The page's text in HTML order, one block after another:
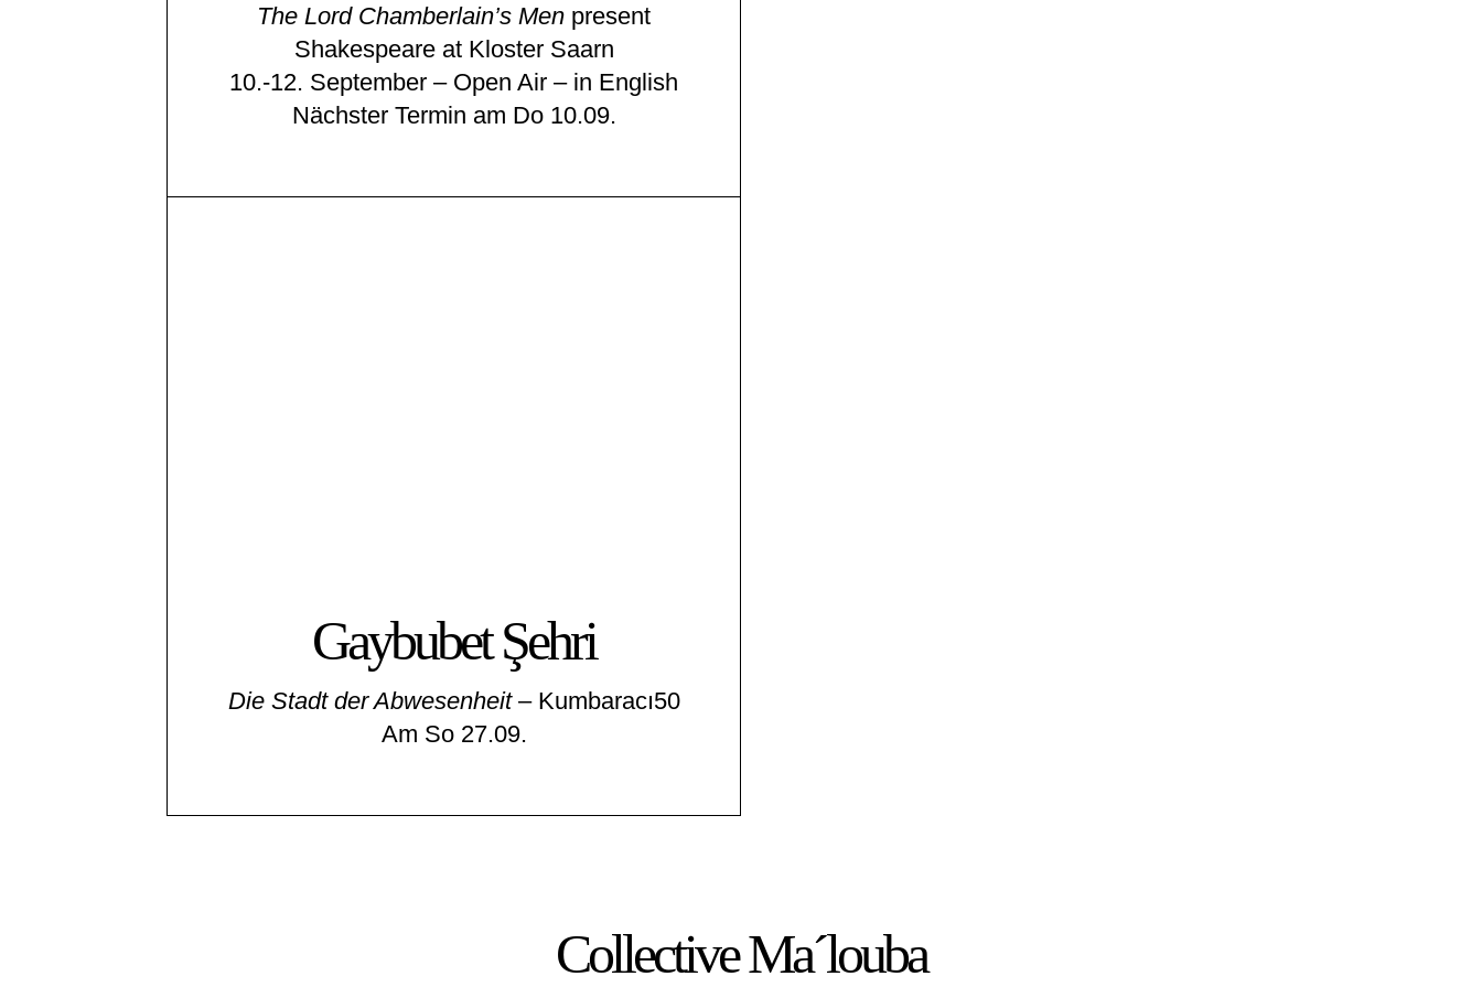
The Lord Chamberlain’s Men present
Shakespeare at Kloster Saarn
10.-12. September – Open Air – in English
Nächster Termin am Do 10.09.
Gaybubet Şehri
Die Stadt der Abwesenheit– Kumbaracı50
Am So 27.09.
Collective Ma´louba